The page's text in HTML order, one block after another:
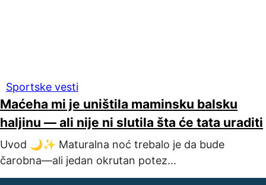
Sportske vesti
Maćeha mi je uništila maminsku balsku
haljinu — ali nije ni slutila šta će tata uraditi
Uvod 🌙✨ Maturalna noć trebalo je da bude
čarobna—ali jedan okrutan potez...